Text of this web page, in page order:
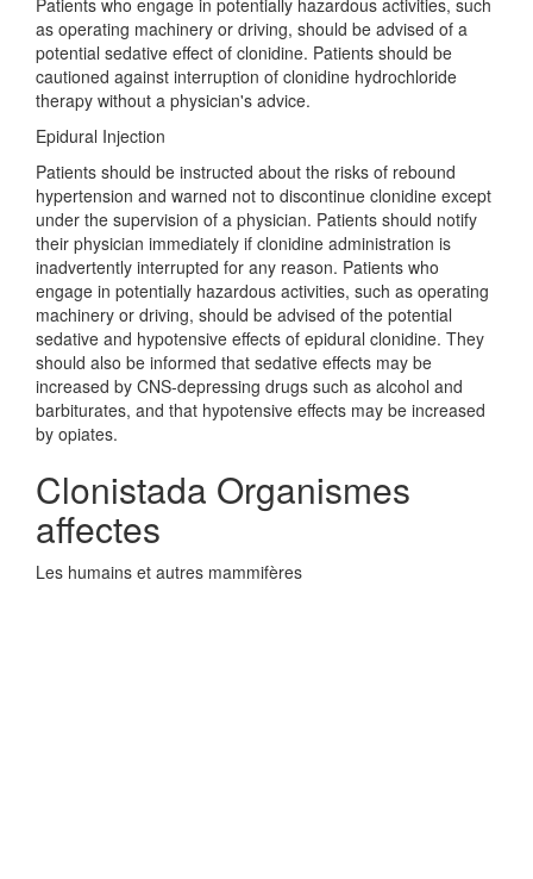
Patients who engage in potentially hazardous activities, such
as operating machinery or driving, should be advised of a
potential sedative effect of clonidine. Patients should be
cautioned against interruption of clonidine hydrochloride
therapy without a physician's advice.
Epidural Injection
Patients should be instructed about the risks of rebound
hypertension and warned not to discontinue clonidine except
under the supervision of a physician. Patients should notify
their physician immediately if clonidine administration is
inadvertently interrupted for any reason. Patients who
engage in potentially hazardous activities, such as operating
machinery or driving, should be advised of the potential
sedative and hypotensive effects of epidural clonidine. They
should also be informed that sedative effects may be
increased by CNS-depressing drugs such as alcohol and
barbiturates, and that hypotensive effects may be increased
by opiates.
Clonistada Organismes
affectes
Les humains et autres mammifères